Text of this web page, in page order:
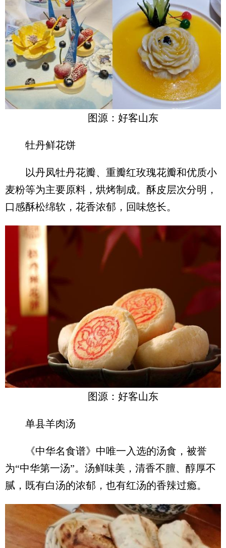
图源：好客山东
牡丹鲜花饼
以丹凤牡丹花瓣、重瓣红玫瑰花瓣和优质小
麦粉等为主要原料，烘烤制成。酥皮层次分明，
口感酥松绵软，花香浓郁，回味悠长。
图源：好客山东
单县羊肉汤
《中华名食谱》中唯一入选的汤食，被誉
为“中华第一汤”。汤鲜味美，清香不膻、醇厚不
腻，既有白汤的浓郁，也有红汤的香辣过瘾。